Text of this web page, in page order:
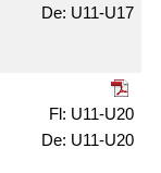
U11-U17
U11-U20
U11-U20